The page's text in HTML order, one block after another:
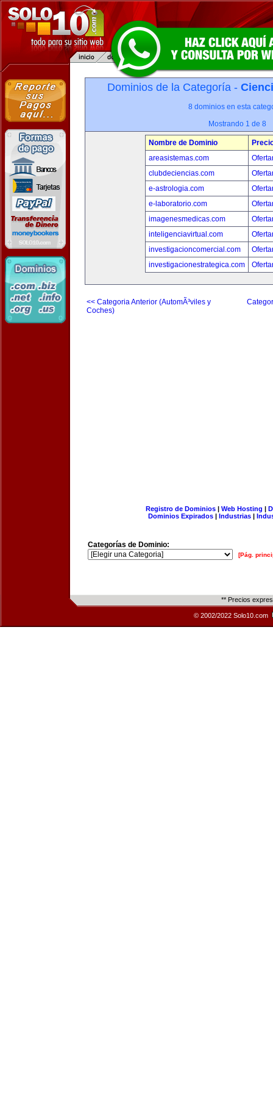
Dominios de la Categoría -
8 dominios en esta
Mostrando 1 de 8
Nombre de Dominio
areasistemas.com
clubdeciencias.com
e-astrologia.com
e-laboratorio.com
imagenesmedicas.com
inteligenciavirtual.com
investigacioncomercial.com
investigacionestrategica.com
<< Categoria Anterior (AutomÃ³viles y
Coches)
Registro de Dominios| Web Hosting |
Dominios Expirados | Industrias |
Categorías de Dominio:
[Pág.
** Precios
© 2002/2022 Solo10.com